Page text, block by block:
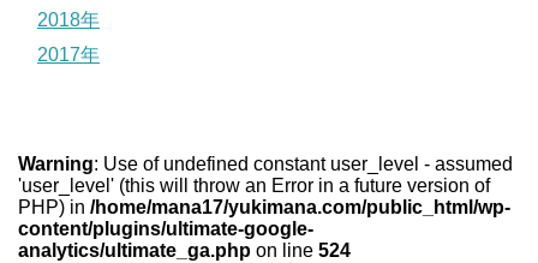
2018年
2017年
Warning: Use of undefined constant user_level - assumed
'user_level' (this will throw an Error in a future version of
PHP) in /home/mana17/yukimana.com/public_html/wp-
content/plugins/ultimate-google-
analytics/ultimate_ga.php on line 524